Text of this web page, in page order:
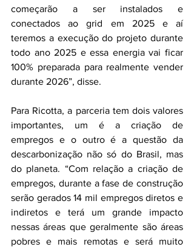
começarão a ser instalados e
conectados ao grid em 2025 e aí
teremos a execução do projeto durante
todo ano 2025 e essa energia vai ficar
100% preparada para realmente vender
durante 2026”, disse.
Para Ricotta, a parceria tem dois valores
importantes, um é a criação de
empregos e o outro é a questão da
descarbonização não só do Brasil, mas
do planeta. “Com relação a criação de
empregos, durante a fase de construção
serão gerados 14 mil empregos diretos e
indiretos e terá um grande impacto
nessas áreas que geralmente são áreas
pobres e mais remotas e será muito